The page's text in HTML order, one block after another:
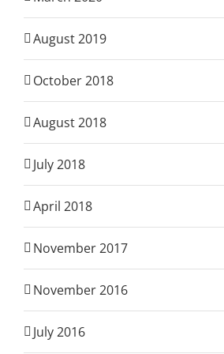
August 2019
October 2018
August 2018
July 2018
April 2018
November 2017
November 2016
July 2016